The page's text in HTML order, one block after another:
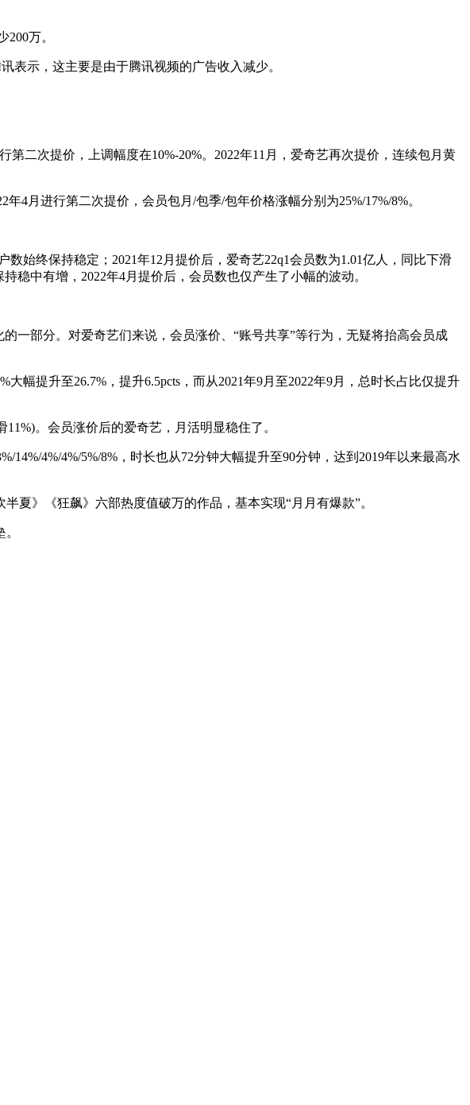
万。
表示，这主要是由于腾讯视频的广告收入减少。
二次提价，上调幅度在10%-20%。2022年11月，爱奇艺再次提价，连续包月黄
4月进行第二次提价，会员包月/包季/包年价格涨幅分别为25%/17%/8%。
始终保持稳定；2021年12月提价后，爱奇艺22q1会员数为1.01亿人，同比下滑
稳中有增，2022年4月提价后，会员数也仅产生了小幅的波动。
一部分。对爱奇艺们来说，会员涨价、“账号共享”等行为，无疑将抬高会员成
幅提升至26.7%，提升6.5pcts，而从2021年9月至2022年9月，总时长占比仅提升
11%)。会员涨价后的爱奇艺，月活明显稳住了。
4%/4%/5%/8%，时长也从72分钟大幅提升至90分钟，达到2019年以来最高水
夏》《狂飙》六部热度值破万的作品，基本实现“月月有爆款”。